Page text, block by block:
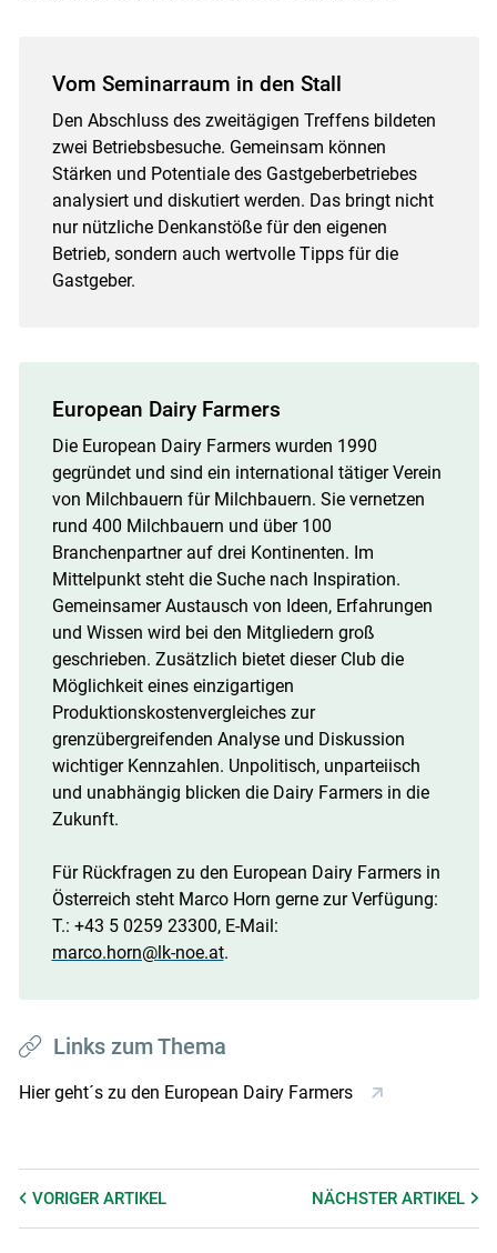
Vom Seminarraum in den Stall
Den Abschluss des zweitägigen Treffens bildeten
zwei Betriebsbesuche. Gemeinsam können
Stärken und Potentiale des Gastgeberbetriebes
analysiert und diskutiert werden. Das bringt nicht
nur nützliche Denkanstöße für den eigenen
Betrieb, sondern auch wertvolle Tipps für die
Gastgeber.
European Dairy Farmers
Die European Dairy Farmers wurden 1990
gegründet und sind ein international tätiger Verein
von Milchbauern für Milchbauern. Sie vernetzen
rund 400 Milchbauern und über 100
Branchenpartner auf drei Kontinenten. Im
Mittelpunkt steht die Suche nach Inspiration.
Gemeinsamer Austausch von Ideen, Erfahrungen
und Wissen wird bei den Mitgliedern groß
geschrieben. Zusätzlich bietet dieser Club die
Möglichkeit eines einzigartigen
Produktionskostenvergleiches zur
grenzübergreifenden Analyse und Diskussion
wichtiger Kennzahlen. Unpolitisch, unparteiisch
und unabhängig blicken die Dairy Farmers in die
Zukunft.
Für Rückfragen zu den European Dairy Farmers in
Österreich steht Marco Horn gerne zur Verfügung:
T.: +43 5 0259 23300, E-Mail:
marco.horn@lk-noe.at.
Links zum Thema
Hier geht´s zu den European Dairy Farmers
VORIGER ARTIKEL NÄCHSTERARTIKEL